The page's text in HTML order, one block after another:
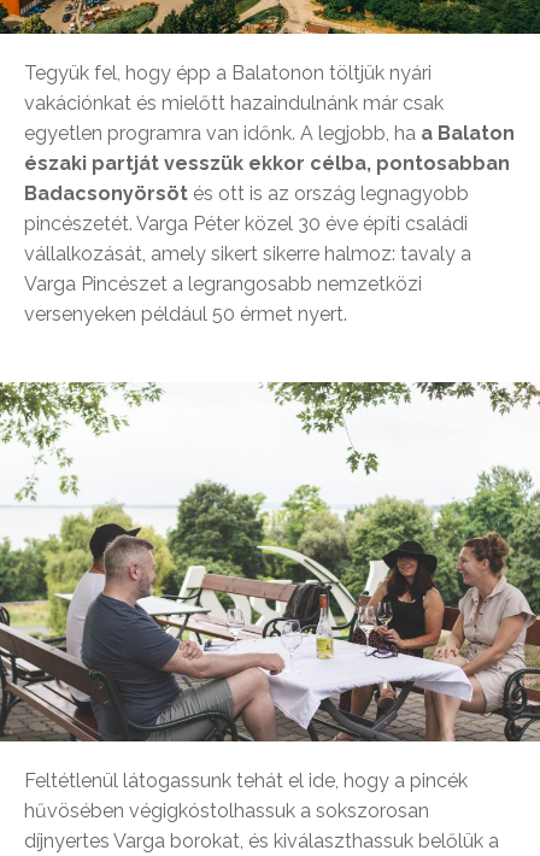
Tegyük fel, hogy épp a Balatonon töltjük nyári
vakációnkat és mielőtt hazaindulnánk már csak
egyetlen programra van időnk. A legjobb, ha a Balaton
északi partját vesszük ekkor célba, pontosabban
Badacsonyörsöt és ott is az ország legnagyobb
pincészetét. Varga Péter közel 30 éve építi családi
vállalkozását, amely sikert sikerre halmoz: tavaly a
Varga Pincészet a legrangosabb nemzetközi
versenyeken például 50 érmet nyert.
Feltétlenül látogassunk tehát el ide, hogy a pincék
hűvösében végigkóstolhassuk a sokszorosan
díjnyertes Varga borokat, és kiválaszthassuk belőlük a